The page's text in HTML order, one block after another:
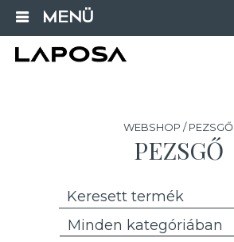
MENÜ
WEBSHOP / PEZSGŐ
PEZSGŐ
Minden kategóriában